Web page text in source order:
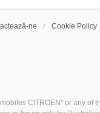
ne Cookie Policy
CITROEN" or any